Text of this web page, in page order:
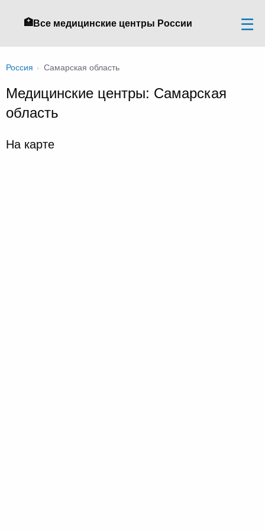
🏥Все медицинские центры России
Россия › Самарская область
Медицинские центры: Самарская
область
На карте